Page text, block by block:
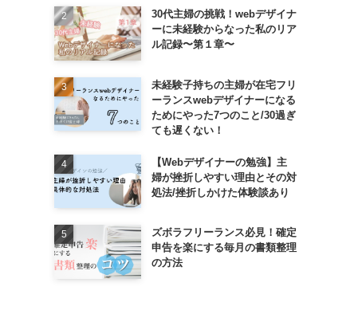
30代主婦の挑戦！webデザイナ
ーに未経験からなった私のリア
ル記録〜第１章〜
未経験子持ちの主婦が在宅フリ
ーランスwebデザイナーになる
ためにやった7つのこと/30過ぎ
ても遅くない！
【Webデザイナーの勉強】主
婦が挫折しやすい理由とその対
処法/挫折しかけた体験談あり
ズボラフリーランス必見！確定
申告を楽にする毎月の書類整理
の方法